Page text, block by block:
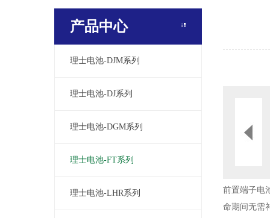
产品中心
理士电池-DJM系列
理士电池-DJ系列
理士电池-DGM系列
理士电池-FT系列
理士电池-LHR系列
前置端子电
命期间无需